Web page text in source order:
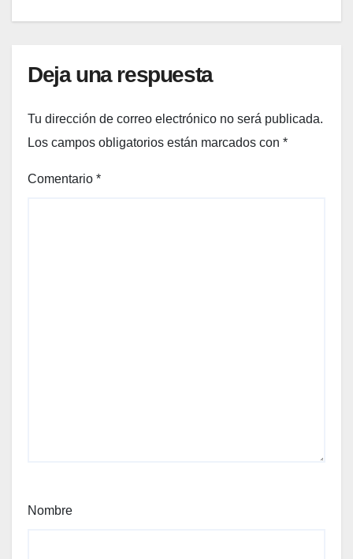
Deja una respuesta
Tu dirección de correo electrónico no será publicada.
Los campos obligatorios están marcados con *
Comentario *
Nombre